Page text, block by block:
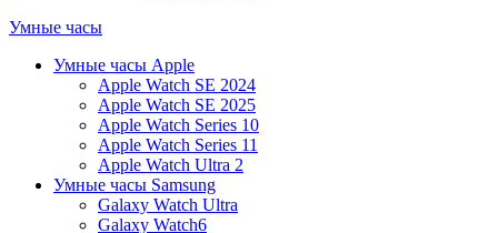
Умные часы
Умные часы Apple
Apple Watch SE 2024
Apple Watch SE 2025
Apple Watch Series 10
Apple Watch Series 11
Apple Watch Ultra 2
Умные часы Samsung
Galaxy Watch Ultra
Galaxy Watch6